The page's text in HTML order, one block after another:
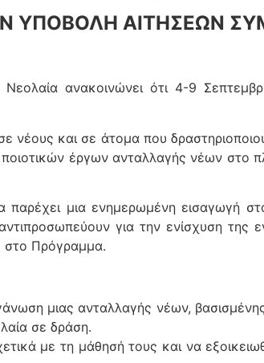
ΥΠΟΒΟΛΗ ΑΙΤΗΣΕΩΝ
ανακοινώνει ότι 4-9
νέους και σε άτομα που
ποιοτικών έργων ανταλλαγής νέων στο
παρέχει μια ενημερωμένη
για την ενίσχυση
στο Πρόγραμμα.
μιας ανταλλαγής νέων,
σε δράση.
με τη μάθησή τους και να